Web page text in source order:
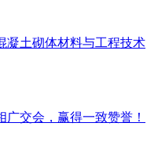
凝土砌体材料与工程技术
交会，赢得一致赞誉！